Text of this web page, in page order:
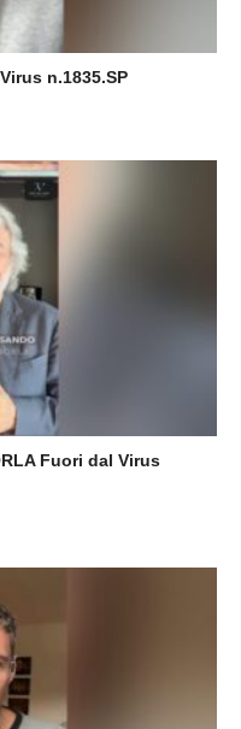
n.1835.SP
Fuori dal Virus